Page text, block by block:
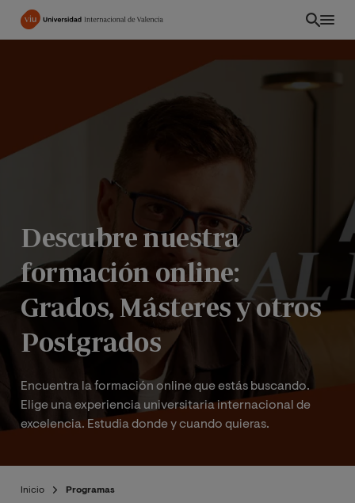
Pasar
ES
Descubre nuestra
formación online:
Grados, Másteres y otros
Postgrados
Encuentra la formación online que estás buscando.
Elige una experiencia universitaria internacional de
excelencia. Estudia donde y cuando quieras.
Inicio Programas